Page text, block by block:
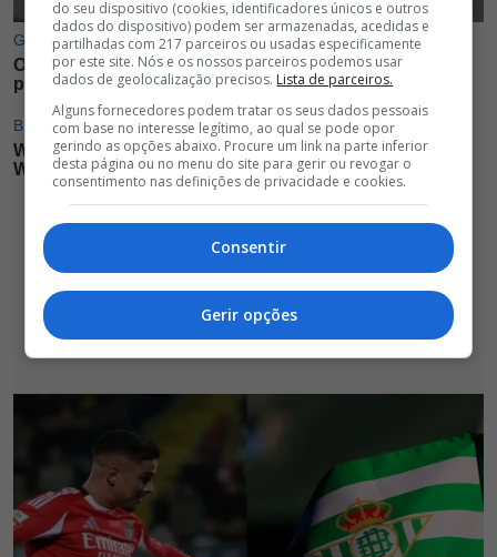
do seu dispositivo (cookies, identificadores únicos e outros
dados do dispositivo) podem ser armazenadas, acedidas e
partilhadas com 217 parceiros ou usadas especificamente
por este site. Nós e os nossos parceiros podemos usar
dados de geolocalização precisos. Lista de parceiros.
Alguns fornecedores podem tratar os seus dados pessoais
com base no interesse legítimo, ao qual se pode opor
gerindo as opções abaixo. Procure um link na parte inferior
desta página ou no menu do site para gerir ou revogar o
consentimento nas definições de privacidade e cookies.
Consentir
Gerir opções